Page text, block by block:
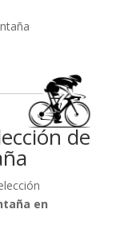
de
en